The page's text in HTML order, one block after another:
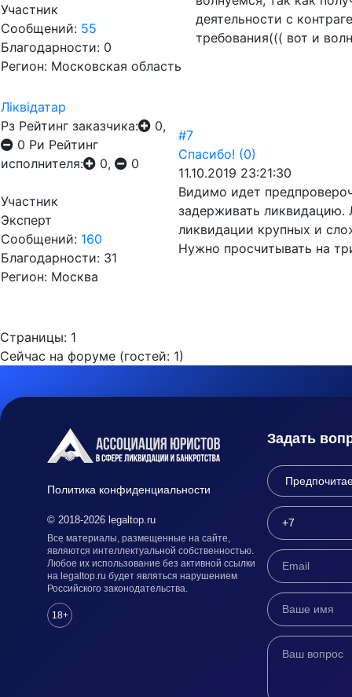
Участник
Сообщений: 55
Благодарности: 0
Регион: Московская область
деятельности с
требования((( вот и
Лiквiдатар
Рз Рейтинг заказчика:
0,
0 Ри Рейтинг
исполнителя:
0, 0
Участник
Эксперт
Сообщений: 160
Благодарности: 31
Регион: Москва
#7
Спасибо! (0)
11.10.2019 23:21:30
Видимо идет
задерживать
ликвидации крупных и
Нужно просчитывать на
Страницы: 1
Сейчас на форуме (гостей: 1)
Политика конфиденциальности
© 2018-2026 legaltop.ru
Все материалы, размещенные на сайте,
являются интеллектуальной собственностью.
Любое их использование без активной ссылки
на legaltop.ru будет являться нарушением
Российского законодательства.
18+
Задать